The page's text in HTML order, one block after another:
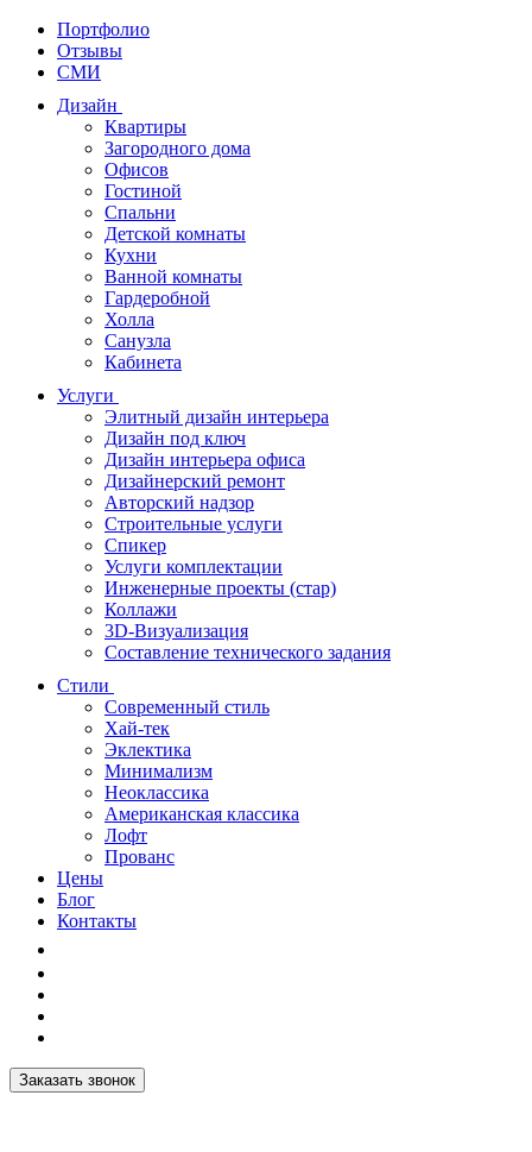
Портфолио
Отзывы
СМИ
Дизайн
Квартиры
Загородного дома
Офисов
Гостиной
Спальни
Детской комнаты
Кухни
Ванной комнаты
Гардеробной
Холла
Санузла
Кабинета
Услуги
Элитный дизайн интерьера
Дизайн под ключ
Дизайн интерьера офиса
Дизайнерский ремонт
Авторский надзор
Строительные услуги
Спикер
Услуги комплектации
Инженерные проекты (стар)
Коллажи
3D-Визуализация
Составление технического задания
Стили
Современный стиль
Хай-тек
Эклектика
Минимализм
Неоклассика
Американская классика
Лофт
Прованс
Цены
Блог
Контакты
Заказать звонок